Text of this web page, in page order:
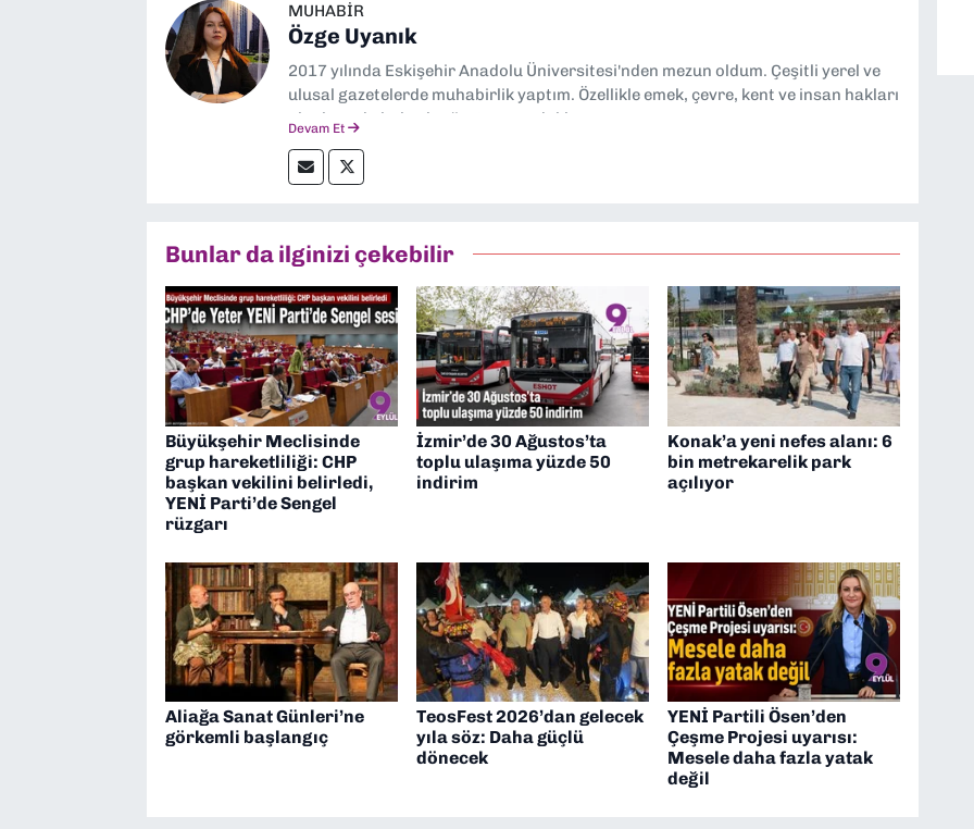
MUHABIR
Özge Uyanık
2017 yılında Eskişehir Anadolu Üniversitesi'nden mezun oldum. Çeşitli yerel ve
ulusal gazetelerde muhabirlik yaptım. Özellikle emek, çevre, kent ve insan hakları
alanlarında haberler üretmeye odaklanıyorum.
Devam Et
Bunlar da ilginizi çekebilir
Büyükşehir Meclisinde
grup hareketliliği: CHP
başkan vekilini belirledi,
YENİ Parti’de Sengel
rüzgarı
İzmir’de 30 Ağustos’ta
toplu ulaşıma yüzde 50
indirim
Konak’a yeni nefes alanı: 6
bin metrekarelik park
açılıyor
Aliağa Sanat Günleri’ne
görkemli başlangıç
TeosFest 2026’dan gelecek
yıla söz: Daha güçlü
dönecek
YENİ Partili Ösen’den
Çeşme Projesi uyarısı:
Mesele daha fazla yatak
değil